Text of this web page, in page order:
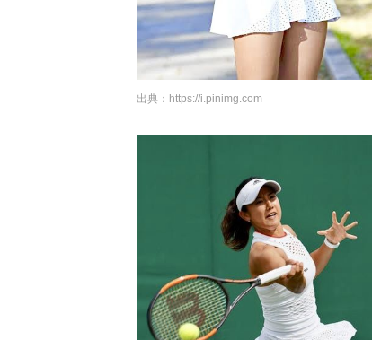
出典： https://i.pinimg.com